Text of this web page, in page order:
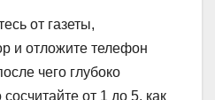
от газеты,
и отложите телефон
чего глубоко
от 1 до 5, как